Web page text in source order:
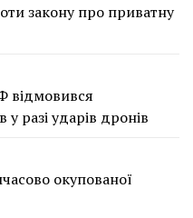
закону про приватну
відмовився
у разі ударів дронів
окупованої